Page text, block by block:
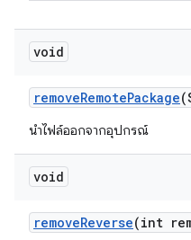
void
removeRemotePackage
นำไฟล์ออกจากอุปกรณ์
void
removeReverse(int